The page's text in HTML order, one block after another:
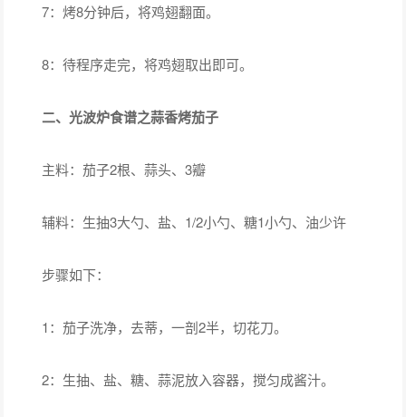
7：烤8分钟后，将鸡翅翻面。
8：待程序走完，将鸡翅取出即可。
二、光波炉食谱之蒜香烤茄子
主料：茄子2根、蒜头、3瓣
辅料：生抽3大勺、盐、1/2小勺、糖1小勺、油少许
步骤如下：
1：茄子洗净，去蒂，一剖2半，切花刀。
2：生抽、盐、糖、蒜泥放入容器，搅匀成酱汁。